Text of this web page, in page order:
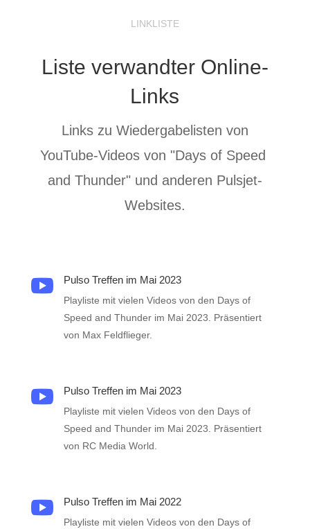
LINKLISTE
Liste verwandter Online-
Links
Links zu Wiedergabelisten von
YouTube-Videos von "Days of Speed ​​
and Thunder" und anderen Pulsjet-
Websites.
 Pulso Treffen im Mai 2023
Playliste mit vielen Videos von den Days of
Speed and Thunder im Mai 2023. Präsentiert
von Max Feldflieger.
 Pulso Treffen im Mai 2023
Playliste mit vielen Videos von den Days of
Speed and Thunder im Mai 2023. Präsentiert
von RC Media World.
 Pulso Treffen im Mai 2022
Playliste mit vielen Videos von den Days of